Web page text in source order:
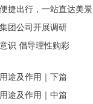
捷出行，一站直达美景
团公司开展调研
识 倡导理性购彩
途及作用｜下篇
途及作用｜中篇